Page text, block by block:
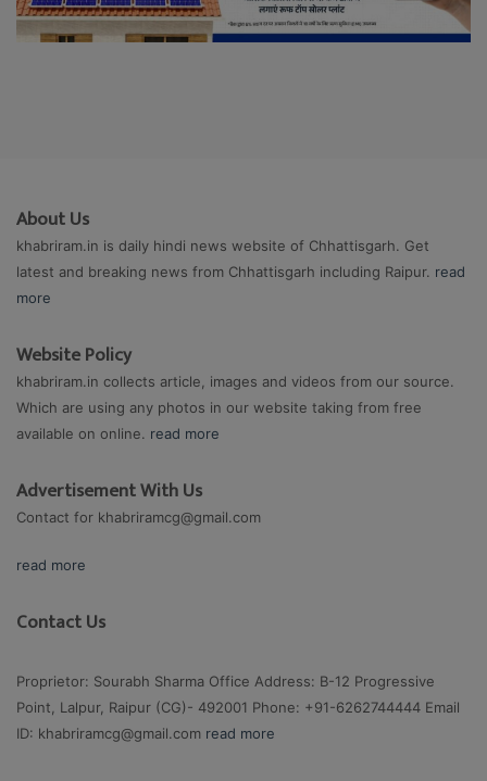
About Us
khabriram.in is daily hindi news website of Chhattisgarh. Get
latest and breaking news from Chhattisgarh including Raipur. read
more
Website Policy
khabriram.in collects article, images and videos from our source.
Which are using any photos in our website taking from free
available on online. read more
Advertisement With Us
Contact for khabriramcg@gmail.com
read more
Contact Us
Proprietor: Sourabh Sharma Office Address: B-12 Progressive
Point, Lalpur, Raipur (CG)- 492001 Phone: +91-6262744444 Email
ID: khabriramcg@gmail.com read more